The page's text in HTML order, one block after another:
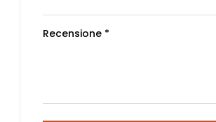
Recensione *